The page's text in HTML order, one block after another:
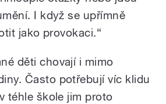
I když se upřímně
jako provokaci.“
děti chovají i mimo
Často potřebují víc klidu
téhle škole jim proto